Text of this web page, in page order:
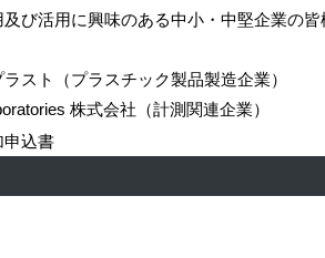
び活用に興味のある中小・中堅企業の皆
ト（プラスチック製品製造企業）
株式会社（計測関連企業）
申込書